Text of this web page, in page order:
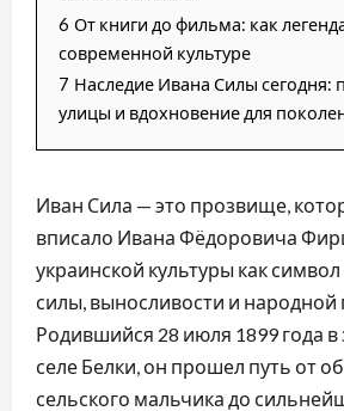
6 От книги до фильма: как
современной культуре
7 Наследие Ивана Силы сегодня:
улицы и вдохновение для
Иван Сила — это прозвище,
вписало Ивана Фёдоровича
украинской культуры как
силы, выносливости и народной
Родившийся 28 июля 1899 года в
селе Белки, он прошел путь от
сельского мальчика до